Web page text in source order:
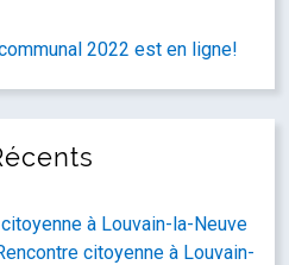
2022 est en ligne!
à Louvain-la-Neuve
citoyenne à Louvain-